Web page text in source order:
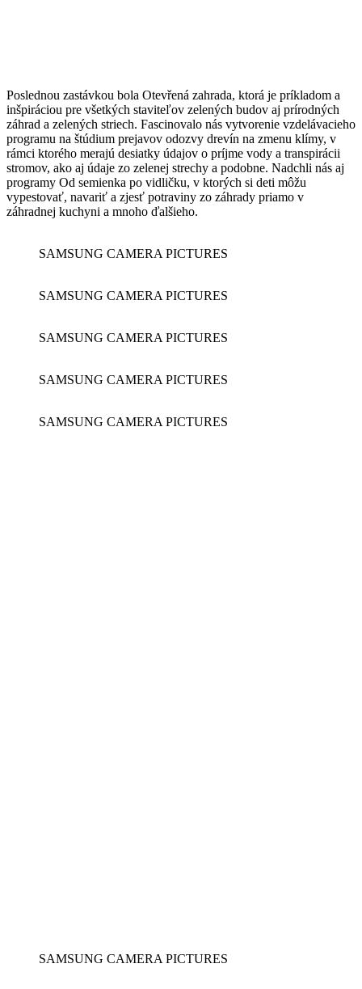
Poslednou zastávkou bola Otevřená zahrada, ktorá je príkladom a
inšpiráciou pre všetkých staviteľov zelených budov aj prírodných
záhrad a zelených striech. Fascinovalo nás vytvorenie vzdelávacieho
programu na štúdium prejavov odozvy drevín na zmenu klímy, v
rámci ktorého merajú desiatky údajov o príjme vody a transpirácii
stromov, ako aj údaje zo zelenej strechy a podobne. Nadchli nás aj
programy Od semienka po vidličku, v ktorých si deti môžu
vypestovať, navariť a zjesť potraviny zo záhrady priamo v
záhradnej kuchyni a mnoho ďalšieho.
SAMSUNG CAMERA PICTURES
SAMSUNG CAMERA PICTURES
SAMSUNG CAMERA PICTURES
SAMSUNG CAMERA PICTURES
SAMSUNG CAMERA PICTURES
SAMSUNG CAMERA PICTURES